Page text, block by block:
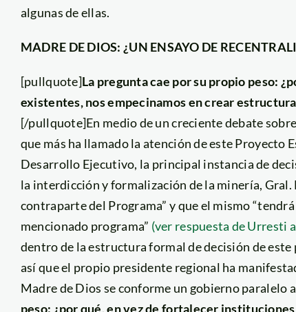
algunas de ellas.
MADRE DE DIOS: ¿UN ENSAYO DE
[pullquote]La pregunta cae por su propio peso:
existentes, nos empecinamos en crear
[/pullquote]En medio de un creciente debate
que más ha llamado la atención de este Proyecto
Desarrollo Ejecutivo, la principal instancia de
la interdicción y formalización de la minería, Gral.
contraparte del Programa” y que el mismo
mencionado programa” (ver respuesta de Urresti
dentro de la estructura formal de decisión de
así que el propio presidente regional ha
Madre de Dios se conforme un gobierno paralelo
peso: ¿por qué, en vez de fortalecer